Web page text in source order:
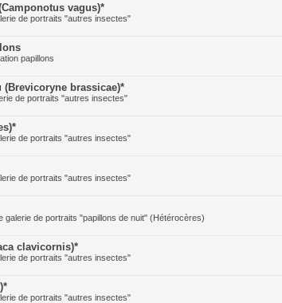
vagus)*
de portraits "autres insectes"
papillons
(Brevicoryne brassicae)*
de portraits "autres insectes"
de portraits "autres insectes"
de portraits "autres insectes"
galerie de portraits "papillons de nuit" (Hétérocères)
clavicornis)*
de portraits "autres insectes"
de portraits "autres insectes"